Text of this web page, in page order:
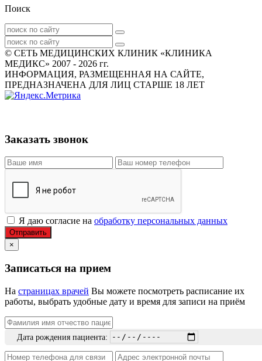
Поиск
© СЕТЬ МЕДИЦИНСКИХ КЛИНИК «КЛИНИКА
МЕДИКС» 2007 - 2026 гг.
ИНФОРМАЦИЯ, РАЗМЕЩЕННАЯ НА САЙТЕ,
ПРЕДНАЗНАЧЕНА ДЛЯ ЛИЦ СТАРШЕ 18 ЛЕТ
Заказать звонок
Я даю согласие на обработку персональных данных
Отправить
×
Записаться на прием
На страницах врачей Вы можете посмотреть расписание их
работы, выбрать удобные дату и время для записи на приём
Дата рождения пациента: